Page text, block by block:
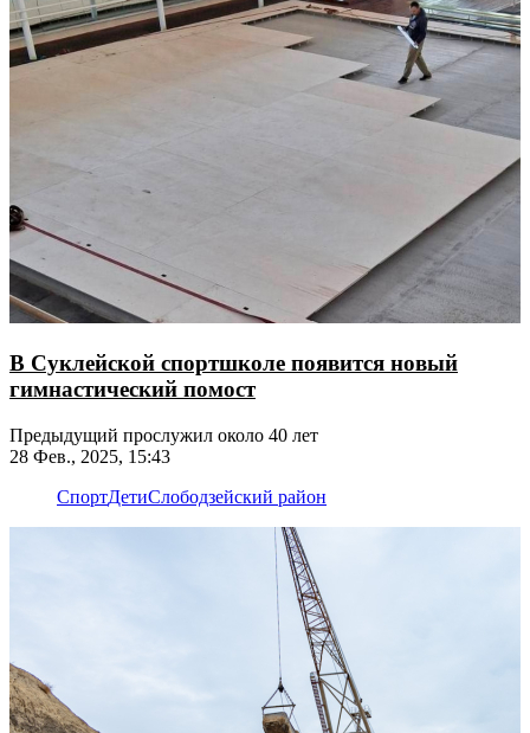
В Суклейской спортшколе появится новый
гимнастический помост
Предыдущий прослужил около 40 лет
28 Фев., 2025, 15:43
СпортДетиСлободзейский район